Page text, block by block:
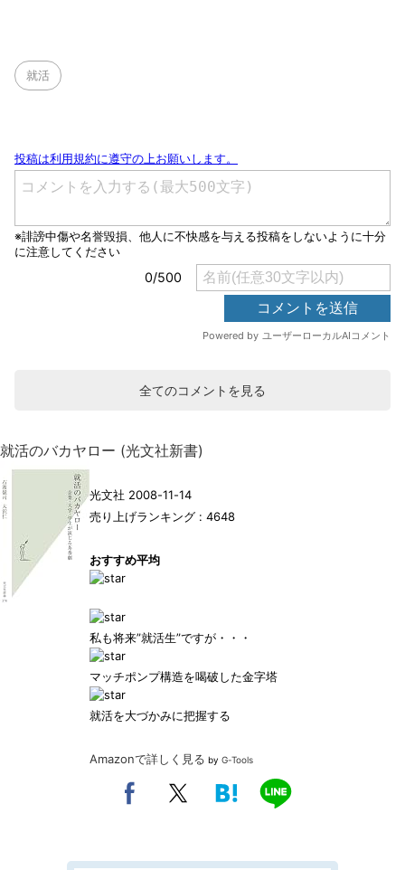
就活
全てのコメントを見る
就活のバカヤロー (光文社新書)
光文社 2008-11-14
売り上げランキング : 4648
おすすめ平均
私も将来”就活生”ですが・・・
マッチポンプ構造を喝破した金字塔
就活を大づかみに把握する
Amazonで詳しく見る by G-Tools